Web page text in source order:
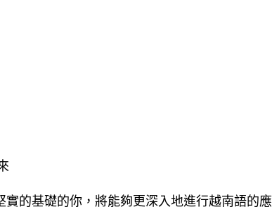
的基礎的你，將能夠更深入地進行越南語的